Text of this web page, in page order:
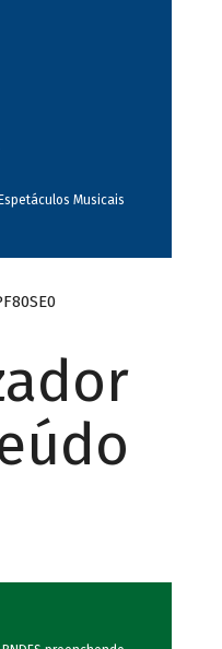
Musicais